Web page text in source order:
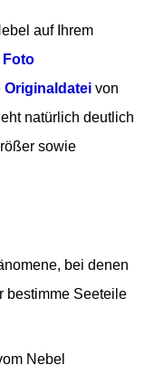
auf Ihrem
Foto
Originaldatei von
natürlich deutlich
sowie
bei denen
bestimme Seeteile